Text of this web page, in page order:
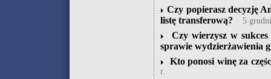
Czy popierasz decyzję
listę transferową?
5
Czy wierzysz w
sprawie wydzierżawienia
Kto ponosi winę za
r.